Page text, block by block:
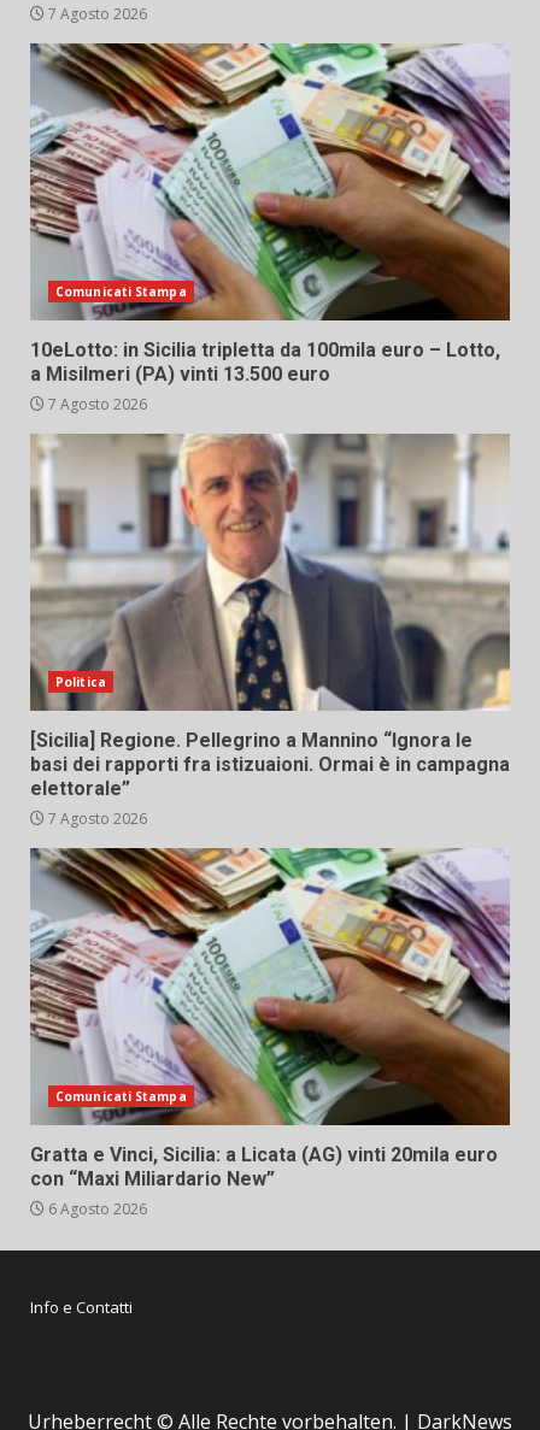
7 Agosto 2026
Comunicati Stampa
10eLotto: in Sicilia tripletta da 100mila euro – Lotto,
a Misilmeri (PA) vinti 13.500 euro
7 Agosto 2026
Politica
[Sicilia] Regione. Pellegrino a Mannino “Ignora le
basi dei rapporti fra istizuaioni. Ormai è in campagna
elettorale”
7 Agosto 2026
Comunicati Stampa
Gratta e Vinci, Sicilia: a Licata (AG) vinti 20mila euro
con “Maxi Miliardario New”
6 Agosto 2026
Info e Contatti
Urheberrecht © Alle Rechte vorbehalten. | DarkNews